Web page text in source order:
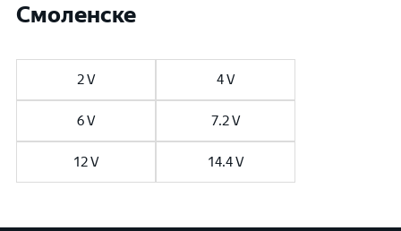
Смоленске
2 V 4 V
6 V 7.2 V
12 V 14.4 V